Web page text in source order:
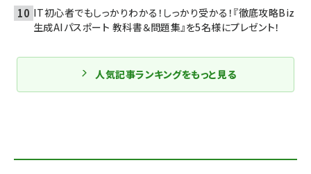
IT初心者でもしっかりわかる！しっかり受かる！『徹底攻略Biz
生成AIパスポート 教科書＆問題集』を5名様にプレゼント！
人気記事ランキングをもっと見る